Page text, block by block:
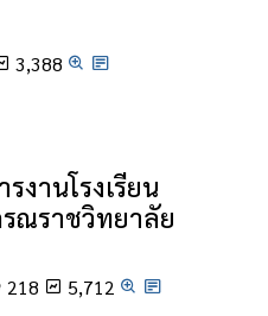
3,388
งานโรงเรียน
ณราชวิทยาลัย
218 5,712